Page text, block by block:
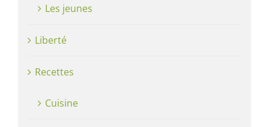
Les jeunes
Liberté
Recettes
Cuisine